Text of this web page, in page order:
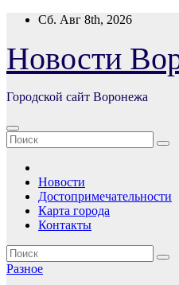
Перейти
содержимому
Сб. Авг 8th, 2026
Новости
Городской сайт Воронежа
Новости
Достопримечательности
Карта города
Контакты
Разное